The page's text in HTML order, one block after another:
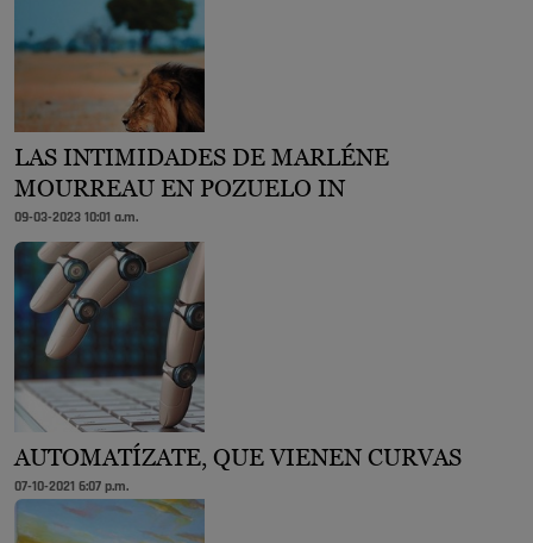
LAS INTIMIDADES DE MARLÉNE
MOURREAU EN POZUELO IN
09-03-2023 10:01 a.m.
AUTOMATÍZATE, QUE VIENEN CURVAS
07-10-2021 6:07 p.m.